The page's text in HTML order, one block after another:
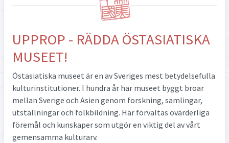
UPPROP - RÄDDA ÖSTASIATISKA
MUSEET!
Östasiatiska museet är en av Sveriges mest betydelsefulla
kulturinstitutioner. I hundra år har museet byggt broar
mellan Sverige och Asien genom forskning, samlingar,
utställningar och folkbildning. Här förvaltas ovärderliga
föremål och kunskaper som utgör en viktig del av vårt
gemensamma kulturarv.